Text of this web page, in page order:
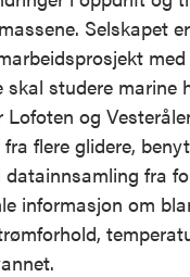
Selskapet
skal studere marine
og
flere glidere,
fra
informasjon om